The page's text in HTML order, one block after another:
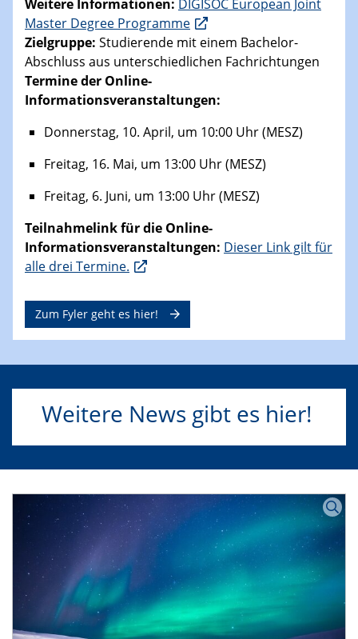
Informationsveranstaltungenin den
kommenden Monaten geplant – für alle
Studierenden, die mehr über das Programm
erfahren möchten:
Master Degree Programme
Zielgruppe:Studierende mit einem Bachelor-
Abschluss aus unterschiedlichen Fachrichtungen
Termine der Online-
Donnerstag, 10. April, um 10:00 Uhr (MESZ)
Freitag, 6. Juni, um 13:00 Uhr (MESZ)
Teilnahmelink für die Online-
Informationsveranstaltungen:Dieser Link gilt für
Weitere News gibt es hier!